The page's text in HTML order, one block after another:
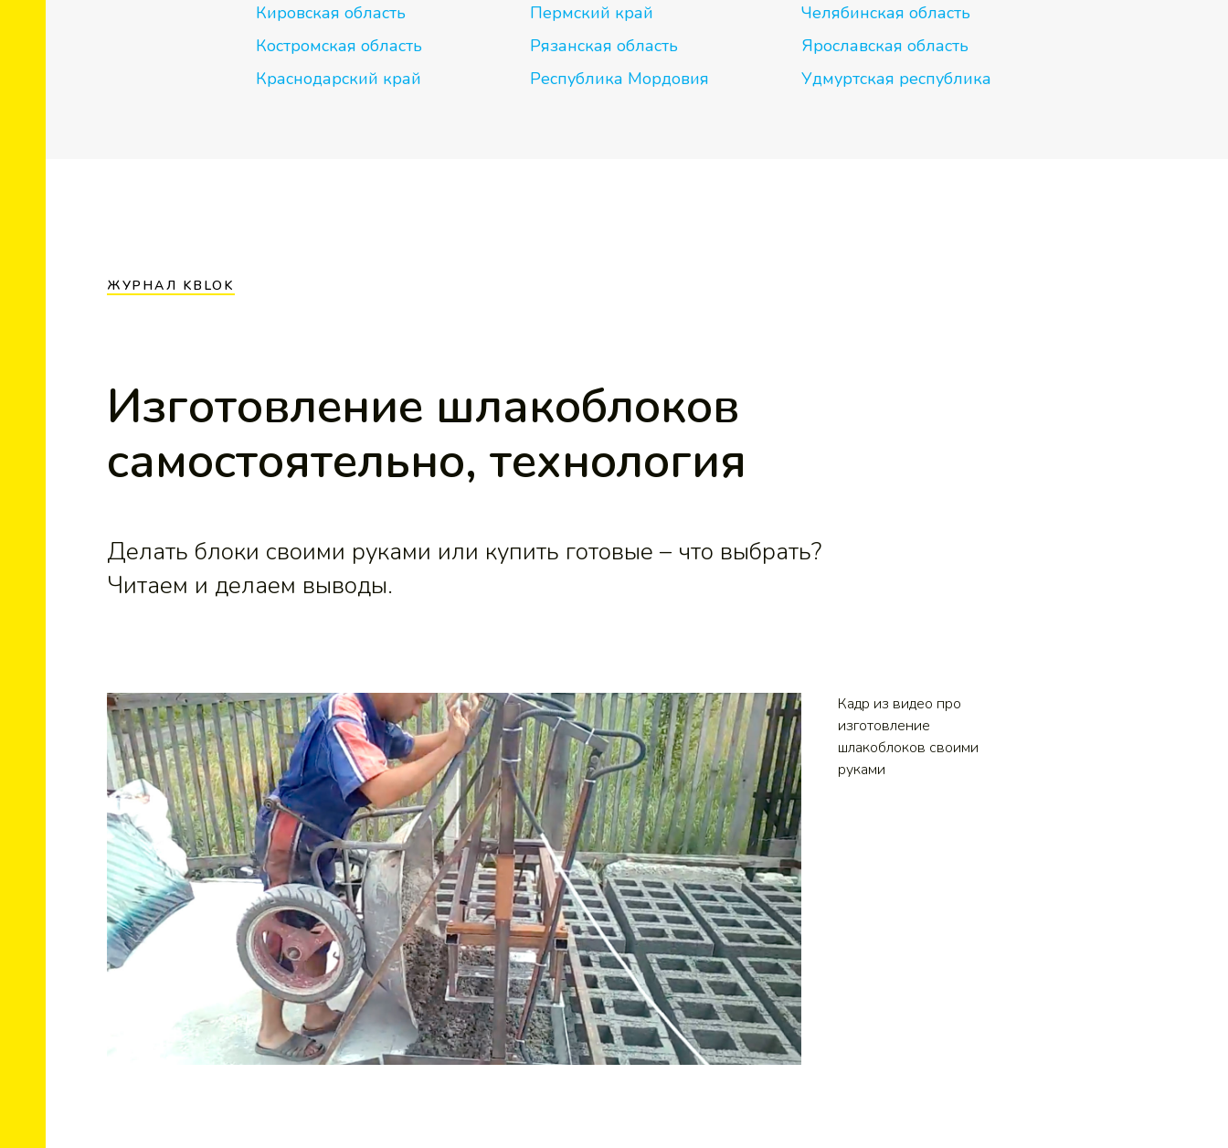
Кировская область
Костромская область
Краснодарский край
Пермский край
Рязанская область
Республика Мордовия
Челябинская область
Ярославская область
Удмуртская республика
ЖУРНАЛ KBLOK
Изготовление шлакоблоков
самостоятельно, технология
Делать блоки своими руками или купить готовые – что выбрать?
Читаем и делаем выводы.
Кадр из видео про
изготовление
шлакоблоков своими
руками